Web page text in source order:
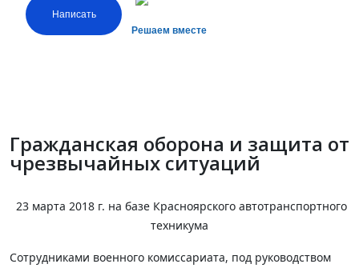
Написать
Решаем вместе
Гражданская оборона и защита от
чрезвычайных ситуаций
23 марта 2018 г. на базе Красноярского автотранспортного
техникума
Сотрудниками военного комиссариата, под руководством